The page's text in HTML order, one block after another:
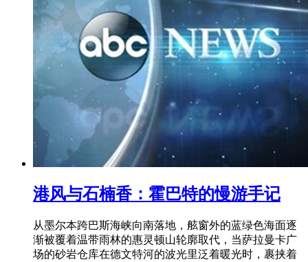
港风与石楠香：霍巴特的慢游手记
从墨尔本跨巴斯海峡向南落地，舷窗外的蓝绿色海面逐
渐被覆着温带雨林的惠灵顿山轮廓取代，当萨拉曼卡广
场的砂岩仓库在德文特河的波光里泛着暖光时，裹挟着